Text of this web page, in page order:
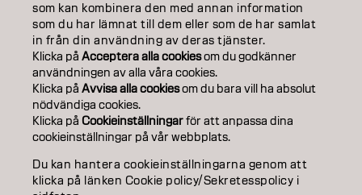
BECOME A PARTNER
CONTACT US
ImprintPrivacy PolicyCookie Policy
Accessibility
SE | Swedish
som kan kombinera den med annan information
som du har lämnat till dem eller som de har samlat
in från din användning av deras tjänster.
Klicka påAcceptera alla cookiesom du godkänner
användningen av alla våra cookies.
Klicka påAvvisa alla cookiesom du bara vill ha absolut
nödvändiga cookies.
Klicka påCookieinställningarför att anpassa dina
cookieinställningar på vår webbplats.
Du kan hantera cookieinställningarna genom att
klicka på länken Cookie policy/Sekretesspolicy i